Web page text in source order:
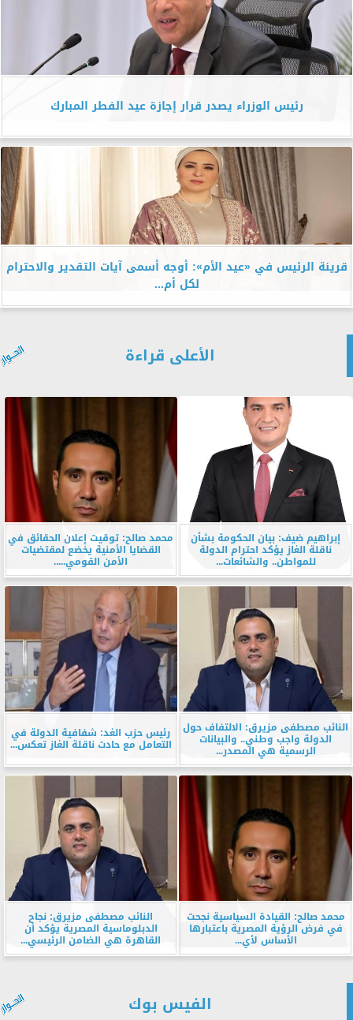
رئيس الوزراء يصدر قرار إجازة عيد الفطر المبارك
قرينة الرئيس في «عيد الأم»: أوجه أسمى آيات التقدير والاحترام
لكل أم...
الأعلى قراءة
إبراهيم ضيف: بيان الحكومة بشأن
ناقلة الغاز يؤكد احترام الدولة
للمواطن.. والشائعات...
محمد صالح: توقيت إعلان الحقائق في
القضايا الأمنية يخضع لمقتضيات
الأمن القومي.....
النائب مصطفى مزيرق: الالتفاف حول
الدولة واجب وطني.. والبيانات
الرسمية هي المصدر...
رئيس حزب الغد: شفافية الدولة في
التعامل مع حادث ناقلة الغاز تعكس...
محمد صالح: القيادة السياسية نجحت
في فرض الرؤية المصرية باعتبارها
الأساس لأي...
النائب مصطفى مزيرق: نجاح
الدبلوماسية المصرية يؤكد أن
القاهرة هي الضامن الرئيسي...
الفيس بوك